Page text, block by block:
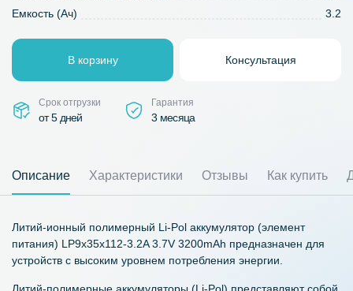
Емкость (Ач)
3.2
В корзину Консультация
Срок отгрузки
от 5 дней
Гарантия
3 месяца
Описание Характеристики Отзывы Как купить
Литий-ионный полимерный Li-Pol аккумулятор (элемент
питания) LP9x35x112-3.2A 3.7V 3200mAh предназначен для
устройств с высоким уровнем потребления энергии.